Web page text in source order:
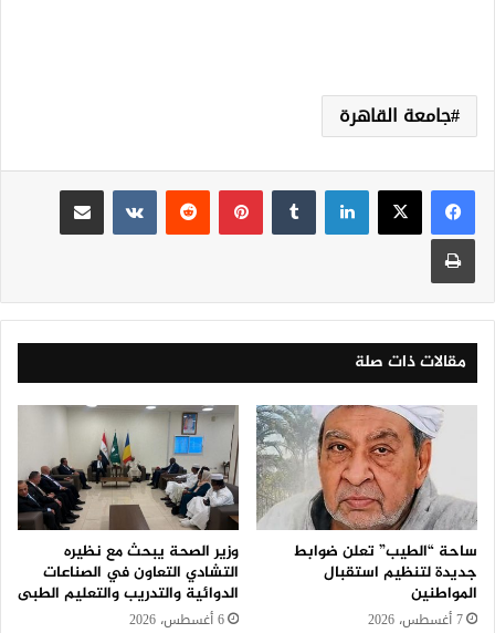
جامعة القاهرة
لينكدإن بينتيريست
مقالات ذات صلة
ساحة “الطيب” تعلن ضوابط
جديدة لتنظيم استقبال
المواطنين
7 أغسطس، 2026
وزير الصحة يبحث مع نظيره
التشادي التعاون في الصناعات
الدوائية والتدريب والتعليم الطبى
6 أغسطس، 2026